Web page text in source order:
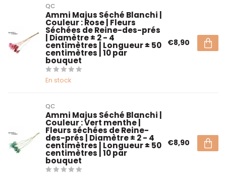
QC
Ammi Majus Séché Blanchi |
Couleur : Rose | Fleurs
Séchées de Reine-des-prés
| Diamètre ± 2 - 4
centimètres | Longueur ± 50
centimètres | 10 par
bouquet
En stock
€8,90
QC
Ammi Majus Séché Blanchi |
Couleur : Vert menthe |
Fleurs séchées de Reine-
des-prés | Diamètre ± 2 - 4
centimètres | Longueur ± 50
centimètres | 10 par
bouquet
€8,90